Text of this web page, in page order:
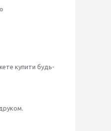
купити будь-